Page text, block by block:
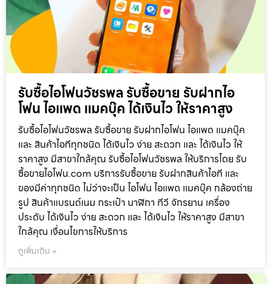
รับซื้อไอโฟนวัชรพล รับซื้อขาย รับฝากไอ
โฟน ไอแพด แมคบุ๊ค ได้เงินไว ให้ราคาสูง
รับซื้อไอโฟนวัชรพล รับซื้อขาย รับฝากไอโฟน ไอแพด แมคบุ๊ค
และ สินค้าไอทีทุกชนิด ได้เงินไว ง่าย สะดวก และ ได้เงินไว ให้
ราคาสูง มีสาขาใกล้คุณ รับซื้อไอโฟนวัชรพล ให้บริการโดย รับ
ซื้อขายไอโฟน.com บริการรับซื้อขาย รับฝากสินค้าไอที และ
ของมีค่าทุกชนิด ไม่ว่าจะเป็น ไอโฟน ไอแพด แมคบุ๊ค กล้องถ่าย
รูป สินค้าแบรนด์เนม กระเป๋า นาฬิกา ทีวี จักรยาน เครื่อง
ประดับ ได้เงินไว ง่าย สะดวก และ ได้เงินไว ให้ราคาสูง มีสาขา
ใกล้คุณ เงื่อนไขการให้บริการ
ดูเพิ่มเติม »